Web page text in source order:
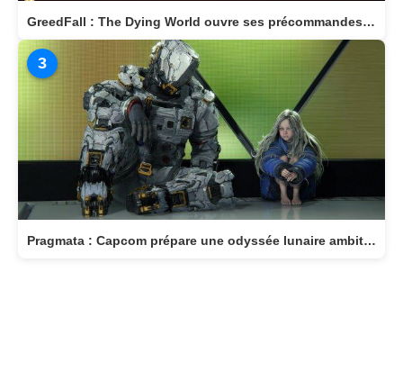
GreedFall : The Dying World ouvre ses précommandes et dévoile son édition Deluxe
3
Pragmata : Capcom prépare une odyssée lunaire ambitieuse pour avril 2026